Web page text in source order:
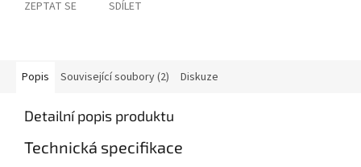
ZEPTAT SE SDÍLET
Popis Související soubory (2) Diskuze
Detailní popis produktu
Technická specifikace